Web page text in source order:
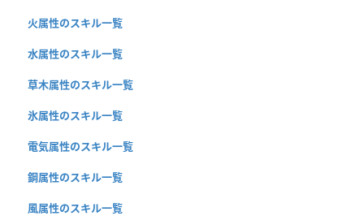
火属性のスキル一覧
水属性のスキル一覧
草木属性のスキル一覧
氷属性のスキル一覧
電気属性のスキル一覧
鋼属性のスキル一覧
風属性のスキル一覧